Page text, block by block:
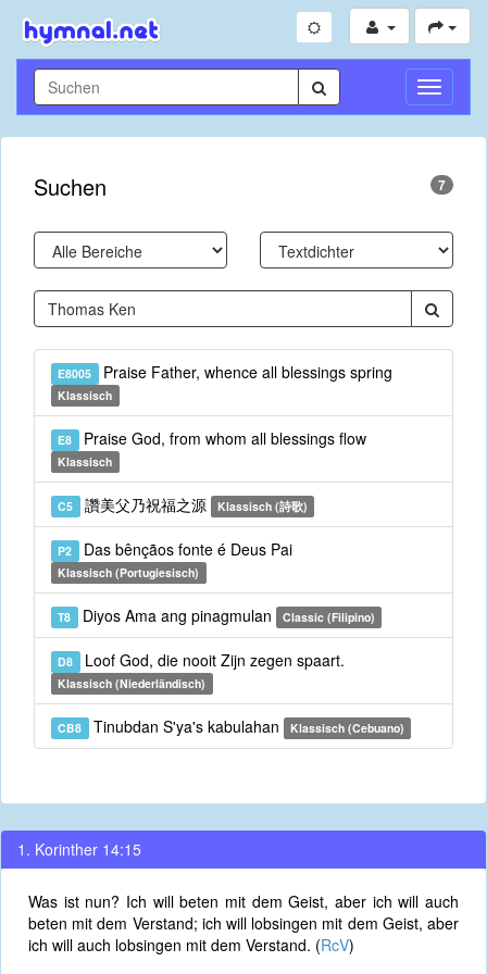
Suchen 7
E8005 Praise Father, whence all blessings spring
Klassisch
E8 Praise God, from whom all blessings flow
Klassisch
C5 讚美父乃祝福之源 Klassisch (詩歌)
P2 Das bênçãos fonte é Deus Pai
Klassisch (Portugiesisch)
T8 Diyos Ama ang pinagmulan Classic (Filipino)
D8 Loof God, die nooit Zijn zegen spaart.
Klassisch (Niederländisch)
CB8 Tinubdan S'ya's kabulahan Klassisch (Cebuano)
1. Korinther 14:15
Was ist nun? Ich will beten mit dem Geist, aber ich will auch
beten mit dem Verstand; ich will lobsingen mit dem Geist, aber
ich will auch lobsingen mit dem Verstand. (RcV)